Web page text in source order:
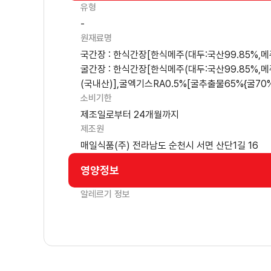
유형
-
원재료명
국간장 : 한식간장[한식메주(대두:국산99.85%,
굴간장 : 한식간장[한식메주(대두:국산99.85%,
(국내산)],굴엑기스RA0.5%[굴추출물65%{굴
소비기한
제조일로부터 24개월까지
제조원
매일식품(주) 전라남도 순천시 서면 산단1길 16
영양정보
알레르기 정보